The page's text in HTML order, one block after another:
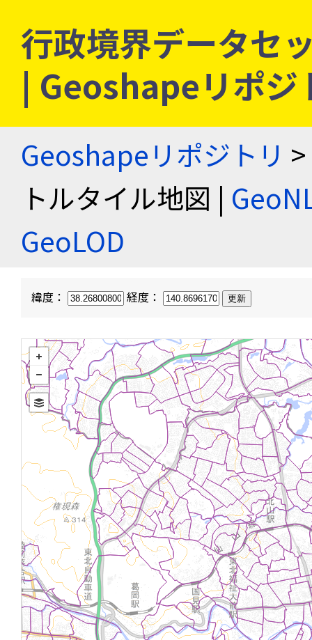
行政境界データセ
| Geoshapeリポジ
Geoshapeリポジトリ
トルタイル地図 |
GeoLOD
緯度： 経度：